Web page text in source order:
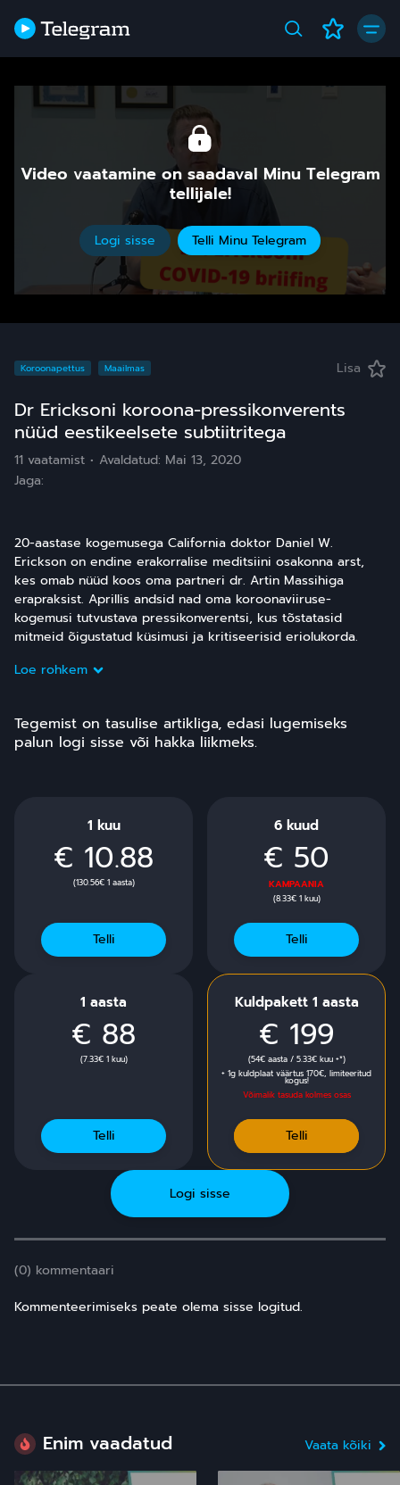
Video vaatamine on saadaval Minu Telegram
tellijale!
Logi sisse Telli Minu Telegram
Koroonapettus Maailmas Lisa
Dr Ericksoni koroona-pressikonverents
nüüd eestikeelsete subtiitritega
11 vaatamist Avaldatud: Mai 13, 2020
Jaga:
20-aastase kogemusega California doktor Daniel W.
Erickson on endine erakorralise meditsiini osakonna arst,
kes omab nüüd koos oma partneri dr. Artin Massihiga
erapraksist. Aprillis andsid nad oma koroonaviiruse-
kogemusi tutvustava pressikonverentsi, kus tõstatasid
mitmeid õigustatud küsimusi ja kritiseerisid eriolukorda.
Loe rohkem
Tegemist on tasulise artikliga, edasi lugemiseks
palun logi sisse või hakka liikmeks.
1 kuu
€ 10.88
(130.56€ 1 aasta)
Telli
6 kuud
€ 50
KAMPAANIA
(8.33€ 1 kuu)
Telli
1 aasta
€ 88
(7.33€ 1 kuu)
Telli
Kuldpakett 1 aasta
€ 199
(54€ aasta / 5.33€ kuu +*)
+ 1g kuldplaat väärtus 170€, limiteeritud
kogus!
Võimalik tasuda kolmes osas
Telli
Logi sisse
(0) kommentaari
Kommenteerimiseks peate olema sisse logitud.
Enim vaadatud Vaata kõiki